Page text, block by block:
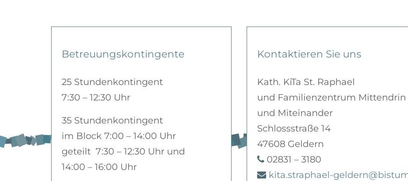
Betreuungskontingente
25 Stundenkontingent
7:30 – 12:30 Uhr
35 Stundenkontingent
im Block 7:00 – 14:00 Uhr
geteilt 7:30 – 12:30 Uhr und
14:00 – 16:00 Uhr
Kontaktieren Sie uns
Kath. KiTa St. Raphael
und Familienzentrum Mittendrin
und Miteinander
Schlossstraße 14
47608 Geldern
02831 – 3180
kita.straphael-